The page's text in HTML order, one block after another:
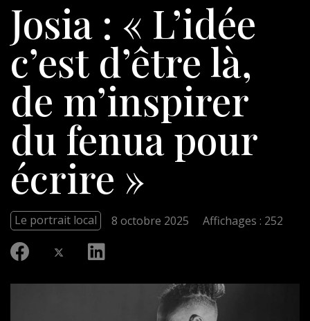
Josia : « L’idée
c’est d’être là,
de m’inspirer
du fenua pour
écrire »
Le portrait local 8 octobre 2025 Affichages : 252